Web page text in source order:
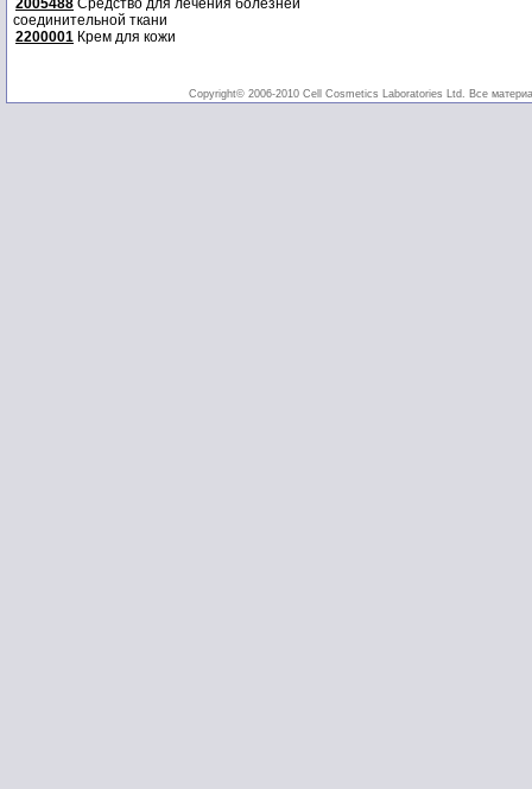
2005488 Средство для лечения болезней
соединительной ткани
2200001 Крем для кожи
Copyright© 2006-2010 Cell Cosmetics Laboratories Ltd. Все